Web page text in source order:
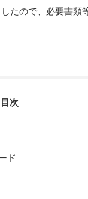
たので、必要書類
目次
ド